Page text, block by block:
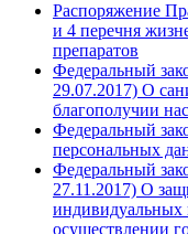
Распоряжение
и 4 перечня
препаратов
Федеральный
29.07.2017) О
благополучии
Федеральный
персональных
Федеральный
27.11.2017) О
индивидуальных
осуществлении